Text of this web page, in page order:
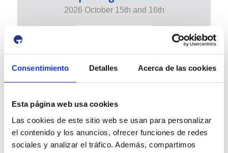
Consentimiento Detalles Acerca de las cookies
Esta página web usa cookies
Las cookies de este sitio web se usan para personalizar
el contenido y los anuncios, ofrecer funciones de redes
sociales y analizar el tráfico. Además, compartimos
2026 October 15th and 16th